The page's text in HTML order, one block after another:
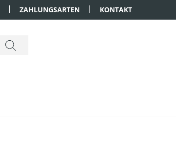
ZAHLUNGSARTEN KONTAKT